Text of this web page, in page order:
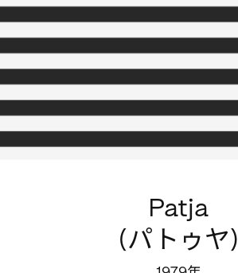
Patja
(パトゥヤ)